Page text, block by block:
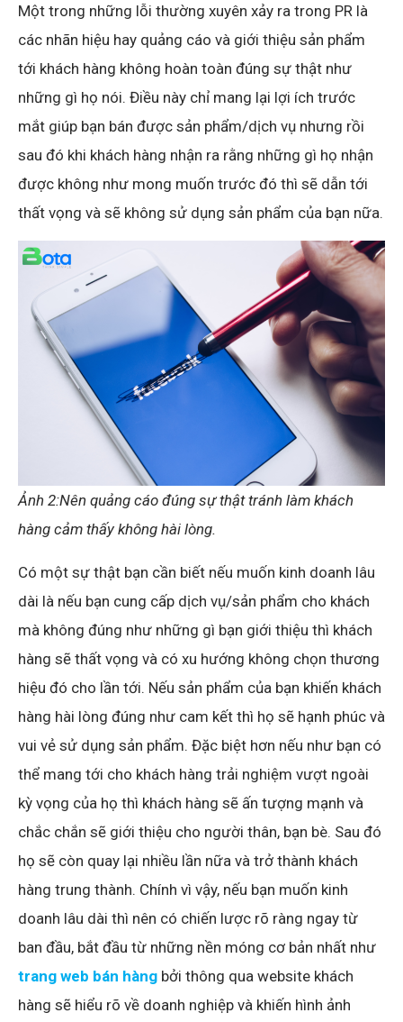
Một trong những lỗi thường xuyên xảy ra trong PR là
các nhãn hiệu hay quảng cáo và giới thiệu sản phẩm
tới khách hàng không hoàn toàn đúng sự thật như
những gì họ nói. Điều này chỉ mang lại lợi ích trước
mắt giúp bạn bán được sản phẩm/dịch vụ nhưng rồi
sau đó khi khách hàng nhận ra rằng những gì họ nhận
được không như mong muốn trước đó thì sẽ dẫn tới
thất vọng và sẽ không sử dụng sản phẩm của bạn nữa.
Ảnh 2:Nên quảng cáo đúng sự thật tránh làm khách
hàng cảm thấy không hài lòng.
Có một sự thật bạn cần biết nếu muốn kinh doanh lâu
dài là nếu bạn cung cấp dịch vụ/sản phẩm cho khách
mà không đúng như những gì bạn giới thiệu thì khách
hàng sẽ thất vọng và có xu hướng không chọn thương
hiệu đó cho lần tới. Nếu sản phẩm của bạn khiến khách
hàng hài lòng đúng như cam kết thì họ sẽ hạnh phúc và
vui vẻ sử dụng sản phẩm. Đặc biệt hơn nếu như bạn có
thể mang tới cho khách hàng trải nghiệm vượt ngoài
kỳ vọng của họ thì khách hàng sẽ ấn tượng mạnh và
chắc chắn sẽ giới thiệu cho người thân, bạn bè. Sau đó
họ sẽ còn quay lại nhiều lần nữa và trở thành khách
hàng trung thành. Chính vì vậy, nếu bạn muốn kinh
doanh lâu dài thì nên có chiến lược rõ ràng ngay từ
ban đầu, bắt đầu từ những nền móng cơ bản nhất như
trang web bán hàng bởi thông qua website khách
hàng sẽ hiểu rõ về doanh nghiệp và khiến hình ảnh